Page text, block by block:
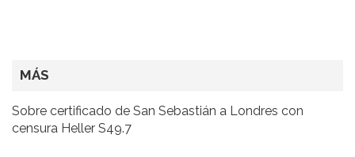
MÁS
Sobre certificado de San Sebastián a Londres con
censura Heller S49.7